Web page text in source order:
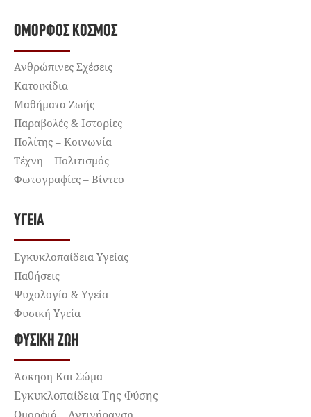
ΌΜΟΡΦΟΣ ΚΌΣΜΟΣ
Ανθρώπινες Σχέσεις
Κατοικίδια
Μαθήματα Ζωής
Παραβολές & Ιστορίες
Πολίτης – Κοινωνία
Τέχνη – Πολιτισμός
Φωτογραφίες – Βίντεο
ΥΓΕΊΑ
Εγκυκλοπαίδεια Υγείας
Παθήσεις
Ψυχολογία & Υγεία
Φυσική Υγεία
ΦΥΣΙΚΉ ΖΩΉ
Άσκηση Και Σώμα
Εγκυκλοπαίδεια Της Φύσης
Ομορφιά – Αντιγήρανση